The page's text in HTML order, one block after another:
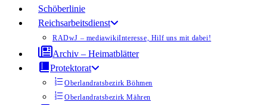
Schöberlinie
Reichsarbeitsdienst
RADwJ – mediawikiInteresse, Hilf uns mit dabei!
Archiv – Heimatblätter
Protektorat
Oberlandratsbezirk Böhmen
Oberlandratsbezirk Mähren